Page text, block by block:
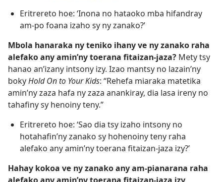
Eritrereto hoe: ‘Inona no hataoko mba hifandray
am-po foana izaho sy ny zanako?’
Mbola hanaraka ny teniko ihany ve ny zanako raha
alefako any amin’ny toerana fitaizan-jaza? Mety tsy
hanao an’izany intsony izy. Izao mantsy no lazain’ny
bokyHold On to Your Kids: “Rehefa miaraka matetika
amin’ny zaza hafa ny zaza anankiray, dia lasa ireny no
tahafiny sy henoiny teny.”
Eritrereto hoe: ‘Sao dia tsy izaho intsony no
hotahafin’ny zanako sy hohenoiny teny raha
alefako any amin’ny toerana fitaizan-jaza izy?’
Hahay kokoa ve ny zanako any am-pianarana raha